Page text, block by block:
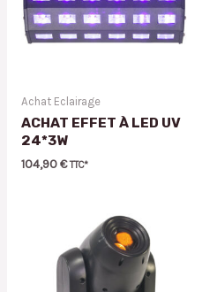
Achat Eclairage
ACHAT EFFET À LED UV
24*3W
104,90€ TTC*